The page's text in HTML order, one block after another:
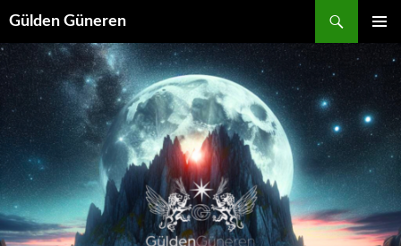
Gülden Güneren
MENÜ
ATLA